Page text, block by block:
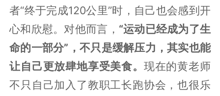
者“终于完成120公里”时，自己也会感到开
心和欣慰。对他而言， “运动已经成为了生
命的一部分”，不只是缓解压力，其实也能
让自己更放肆地享受美食。 现在的黄老师
不只自己加入了教职工长跑协会，也很乐